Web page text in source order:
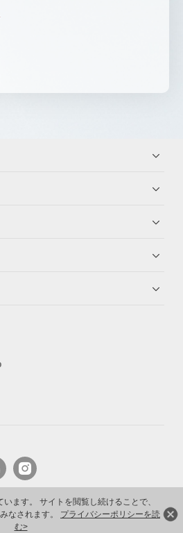
ます。 サイトを閲覧し続けることで、
なされます。 プライバシーポリシーを読
む>
Co., Ltd. All rights reserved.
ーポリシー